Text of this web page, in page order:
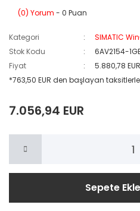
(0) Yorum - 0 Puan
Kategori
SIMATIC
Stok Kodu
6AV2154-
Fiyat
5.880,78
*763,50 EUR den başlayan
7.056,94 EUR
Sepete Ekle